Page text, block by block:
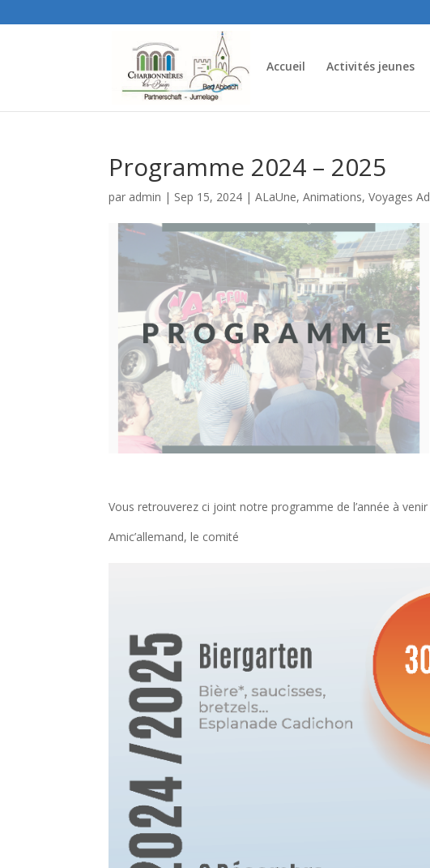
Accueil Activités jeunes
Programme 2024 – 2025
par admin | Sep 15, 2024 |ALaUne,Animations,Voyages
Vous retrouverez ci joint notre programme de l’année à venir
Amic’allemand, le comité